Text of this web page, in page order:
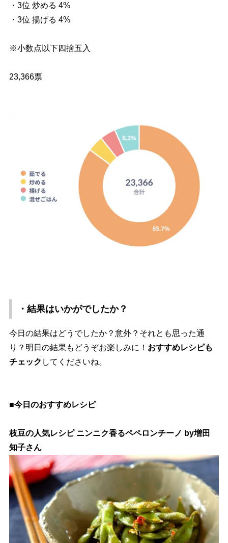
・3位 炒める 4%
・3位 揚げる 4%
※小数点以下四捨五入
23,366票
・結果はいかがでしたか？
今日の結果はどうでしたか？意外？それとも思った通
り？明日の結果もどうぞお楽しみに！ おすすめレシピも
チェック してくださいね。
■今日のおすすめレシピ
枝豆の人気レシピ ニンニク香るペペロンチーノ by増田
知子さん